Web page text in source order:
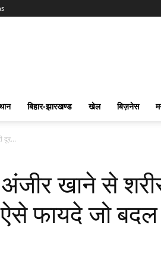
बिहार-झारखण्‍ड खेल बिज़नेस
दूर...
खाने से
ऐसे फायदे जो